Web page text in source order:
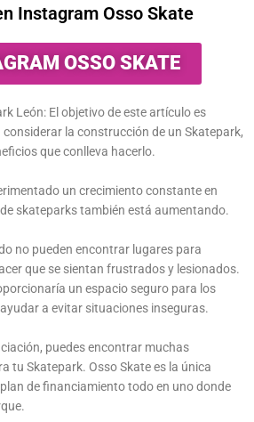
Instagram Osso Skate
OSSO SKATE
León: El objetivo de este artículo es
la construcción de un Skatepark,
que conlleva hacerlo.
un crecimiento constante en
skateparks también está aumentando.
no pueden encontrar lugares para
que se sientan frustrados y lesionados.
un espacio seguro para los
a evitar situaciones inseguras.
puedes encontrar muchas
tu Skatepark. Osso Skate es la única
de financiamiento todo en uno donde